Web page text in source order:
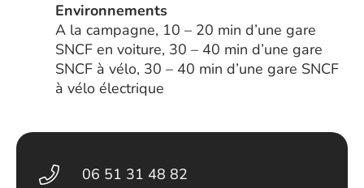
Environnements
A la campagne, 10 – 20 min d’une gare
SNCF en voiture, 30 – 40 min d’une gare
SNCF à vélo, 30 – 40 min d’une gare SNCF
à vélo électrique
06 51 31 48 82